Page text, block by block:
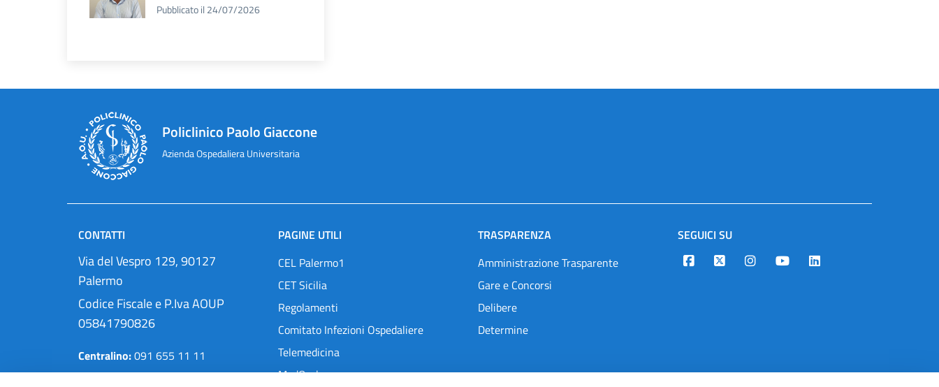
Pubblicato il 24/07/2026
Policlinico Paolo Giaccone
Azienda Ospedaliera Universitaria
CONTATTI
Via del Vespro 129, 90127
Palermo
Codice Fiscale e P.Iva AOUP
05841790826
Centralino:091 655 11 11
Pec:protocollo@cert.policlinico.pa.it
PAGINE UTILI
CEL Palermo1
CET Sicilia
Regolamenti
Comitato Infezioni Ospedaliere
Telemedicina
MedOral
TRASPARENZA
Amministrazione Trasparente
Gare e Concorsi
Delibere
Determine
SEGUICI SU
Designers Italia
TwitterInstagramYoutubeLinkedin